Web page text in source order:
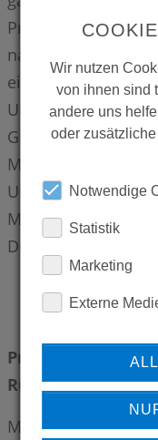
Produkte
nachhaltigen
ein Höchstmaß an
Unternehmen
Gruppe, die über
Mitarbeiter
Mitarbeitern das
Pressekontakt -
Rückfragen:
Melanie Prüsch |
Wir nutzen
von ihnen sind
andere uns
oder
Notwendige
Statistik
Marketing
Externe